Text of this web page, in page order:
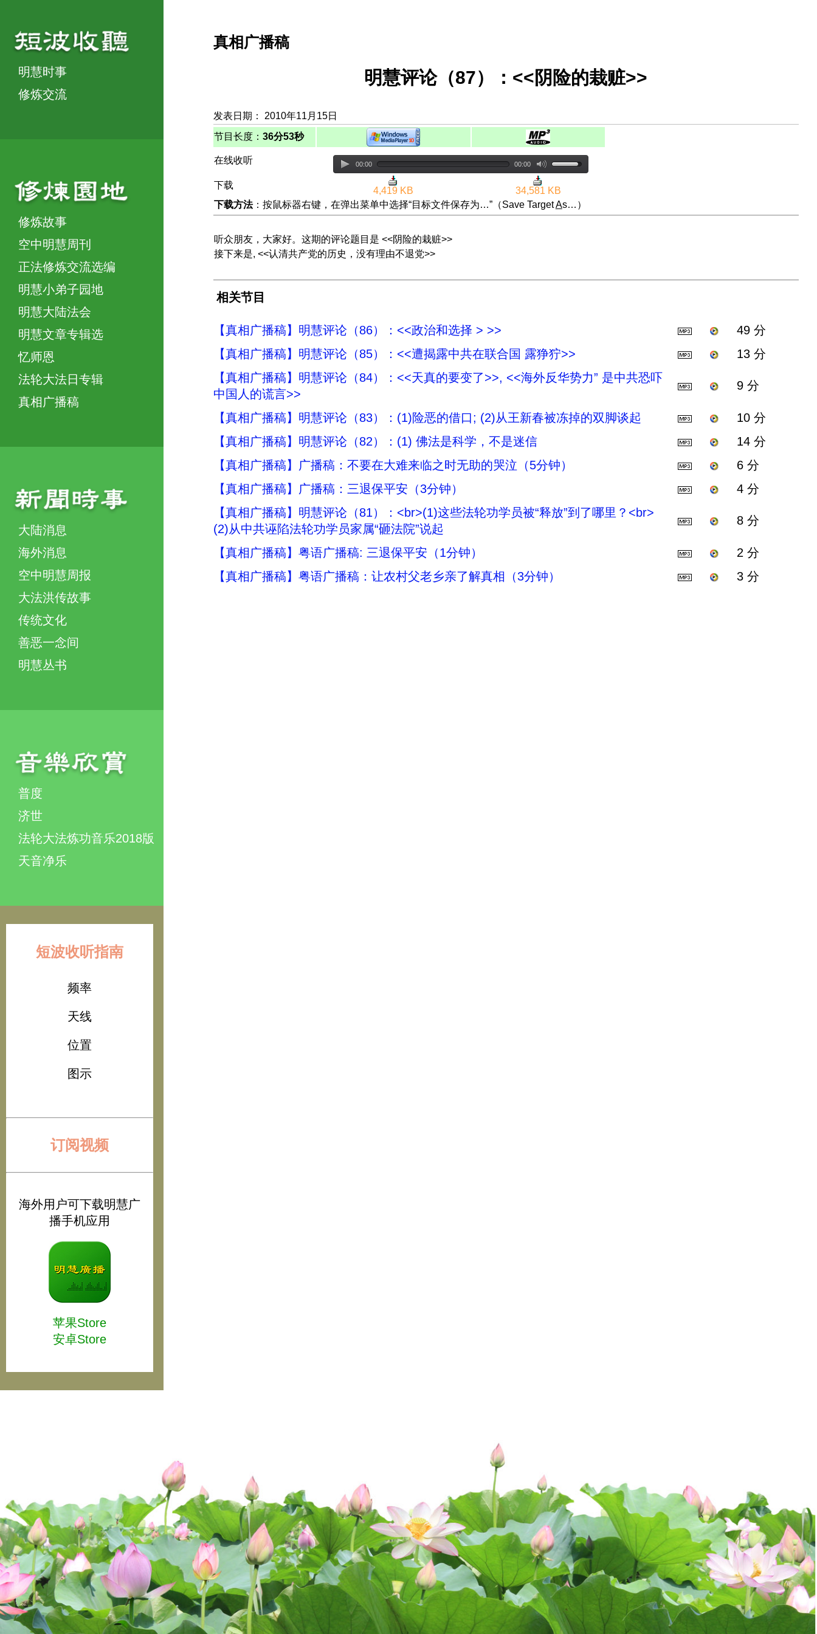
明慧时事
修炼交流
修炼故事
空中明慧周刊
正法修炼交流选编
明慧小弟子园地
明慧大陆法会
明慧文章专辑选
忆师恩
法轮大法日专辑
真相广播稿
大陆消息
海外消息
空中明慧周报
大法洪传故事
传统文化
善恶一念间
明慧丛书
普度
济世
法轮大法炼功音乐2018版
天音净乐
短波收听指南
频率
天线
位置
图示
订阅视频
海外用户可下载明慧广
播手机应用
苹果Store
安卓Store
真相广播稿
明慧评论（87）：<<阴险的栽赃>>
发表日期： 2010年11月15日
节目长度： 36分53秒
在线收听 00:00 00:00
下载
4,419 KB
34,581 KB
下载方法：按鼠标器右键，在弹出菜单中选择“目标文件保存为…”（Save TargetAs…）
听众朋友，大家好。这期的评论题目是 <<阴险的栽赃>>
接下来是, <<认清共产党的历史，没有理由不退党>>
相关节目
【真相广播稿】明慧评论（86）：<<政治和选择 > >>
49 分
【真相广播稿】明慧评论（85）：<<遭揭露中共在联合国 露狰狞>>
13 分
【真相广播稿】明慧评论（84）：<<天真的要变了>>, <<海外反华势力” 是中共恐吓
中国人的谎言>>
9 分
【真相广播稿】明慧评论（83）：(1)险恶的借口; (2)从王新春被冻掉的双脚谈起
10 分
【真相广播稿】明慧评论（82）：(1) 佛法是科学，不是迷信
14 分
【真相广播稿】广播稿：不要在大难来临之时无助的哭泣（5分钟）
6 分
【真相广播稿】广播稿：三退保平安（3分钟）
4 分
【真相广播稿】明慧评论（81）：<br>(1)这些法轮功学员被“释放”到了哪里？<br>
(2)从中共诬陷法轮功学员家属“砸法院”说起
8 分
【真相广播稿】粤语广播稿: 三退保平安（1分钟）
2 分
【真相广播稿】粤语广播稿：让农村父老乡亲了解真相（3分钟）
3 分